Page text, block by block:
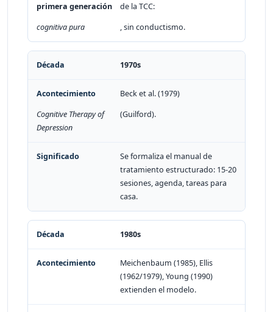
primera generación
de la TCC:
cognitiva pura
, sin conductismo.
1970s
Beck et al. (1979)
Cognitive Therapy of
Depression
(Guilford).
Se formaliza el manual de
tratamiento estructurado: 15-20
sesiones, agenda, tareas para
casa.
1980s
Meichenbaum (1985), Ellis
(1962/1979), Young (1990)
extienden el modelo.